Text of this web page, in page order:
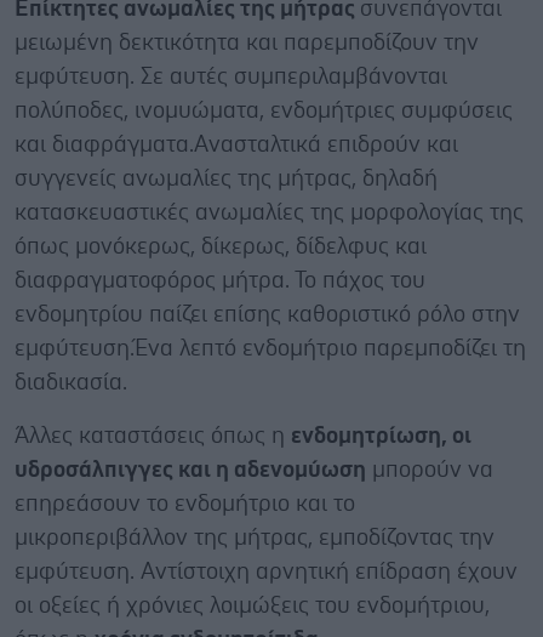
Επίκτητες ανωμαλίες της μήτρας συνεπάγονται
μειωμένη δεκτικότητα και παρεμποδίζουν την
εμφύτευση. Σε αυτές συμπεριλαμβάνονται
πολύποδες, ινομυώματα, ενδομήτριες συμφύσεις
και διαφράγματα.Ανασταλτικά επιδρούν και
συγγενείς ανωμαλίες της μήτρας, δηλαδή
κατασκευαστικές ανωμαλίες της μορφολογίας της
όπως μονόκερως, δίκερως, δίδελφυς και
διαφραγματοφόρος μήτρα. Το πάχος του
ενδομητρίου παίζει επίσης καθοριστικό ρόλο στην
εμφύτευση.Ένα λεπτό ενδομήτριο παρεμποδίζει τη
διαδικασία.
Άλλες καταστάσεις όπως η ενδομητρίωση, οι
υδροσάλπιγγες και η αδενομύωση μπορούν να
επηρεάσουν το ενδομήτριο και το
μικροπεριβάλλον της μήτρας, εμποδίζοντας την
εμφύτευση. Αντίστοιχη αρνητική επίδραση έχουν
οι οξείες ή χρόνιες λοιμώξεις του ενδομήτριου,